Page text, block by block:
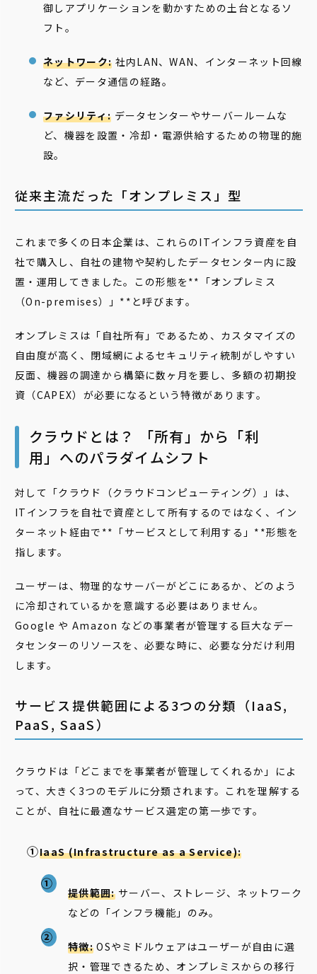
御しアプリケーションを動かすための土台となるソ
フト。
ネットワーク: 社内LAN、WAN、インターネット回線
など、データ通信の経路。
ファシリティ: データセンターやサーバールームな
ど、機器を設置・冷却・電源供給するための物理的施
設。
従来主流だった「オンプレミス」型
これまで多くの日本企業は、これらのITインフラ資産を自
社で購入し、自社の建物や契約したデータセンター内に設
置・運用してきました。この形態を**「オンプレミス
（On-premises）」**と呼びます。
オンプレミスは「自社所有」であるため、カスタマイズの
自由度が高く、閉域網によるセキュリティ統制がしやすい
反面、機器の調達から構築に数ヶ月を要し、多額の初期投
資（CAPEX）が必要になるという特徴があります。
クラウドとは？ 「所有」から「利
用」へのパラダイムシフト
対して「クラウド（クラウドコンピューティング）」は、
ITインフラを自社で資産として所有するのではなく、イン
ターネット経由で**「サービスとして利用する」**形態を
指します。
ユーザーは、物理的なサーバーがどこにあるか、どのよう
に冷却されているかを意識する必要はありません。
Google や Amazon などの事業者が管理する巨大なデー
タセンターのリソースを、必要な時に、必要な分だけ利用
します。
サービス提供範囲による3つの分類（IaaS,
PaaS, SaaS）
クラウドは「どこまでを事業者が管理してくれるか」によ
って、大きく3つのモデルに分類されます。これを理解する
ことが、自社に最適なサービス選定の第一歩です。
IaaS (Infrastructure as a Service):
提供範囲:サーバー、ストレージ、ネットワーク
などの「インフラ機能」のみ。
特徴:OSやミドルウェアはユーザーが自由に選
択・管理できるため、オンプレミスからの移行